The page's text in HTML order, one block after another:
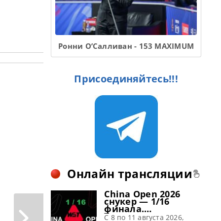
свое
Ронни О’Салливан - 153 MAXIMUM
Присоединяйтесь!!!
Онлайн трансляции
China Open 2026
снукер — 1/16
финала.
Трансляции
C 8 по 11 августа 2026,